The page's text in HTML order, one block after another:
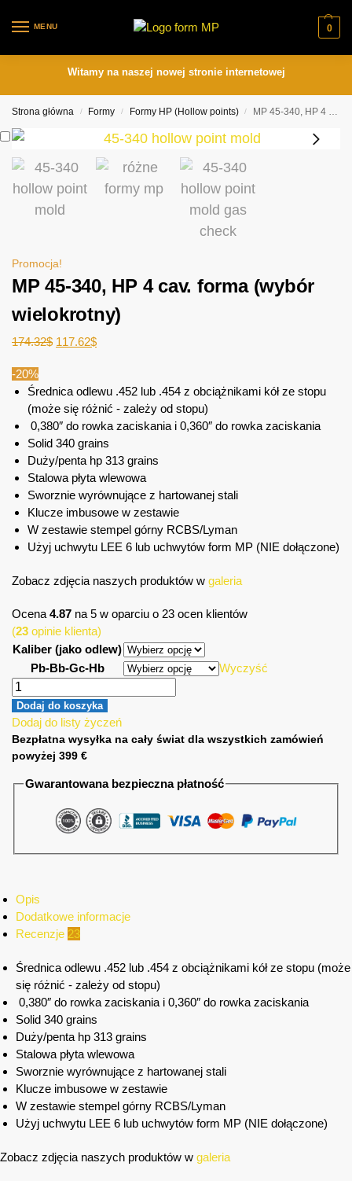
MENU 0
Witamy na naszej nowej stronie internetowej
Strona główna / Formy / Formy HP (Hollow points) / MP 45-340, HP 4 cav. forma (wybór wielokrotny)
Promocja!
MP 45-340, HP 4 cav. forma (wybór
wielokrotny)
174.32$ 117.62$
-20%
Średnica odlewu .452 lub .454 z obciążnikami kół ze stopu
(może się różnić - zależy od stopu)
0,380″ do rowka zaciskania i 0,360″ do rowka zaciskania
Solid 340 grains
Duży/penta hp 313 grains
Stalowa płyta wlewowa
Sworznie wyrównujące z hartowanej stali
Klucze imbusowe w zestawie
W zestawie stempel górny RCBS/Lyman
Użyj uchwytu LEE 6 lub uchwytów form MP (NIE dołączone)
Zobacz zdjęcia naszych produktów w galeria
Ocena 4.87 na 5 w oparciu o 23 ocen klientów
(23 opinie klienta)
Kaliber (jako odlew)
Pb-Bb-Gc-Hb
Wyczyść
Dodaj do koszyka
Dodaj do listy życzeń
Bezpłatna wysyłka na cały świat dla wszystkich zamówień
powyżej 399 €
Gwarantowana bezpieczna płatność
Opis
Dodatkowe informacje
Recenzje 23
Średnica odlewu .452 lub .454 z obciążnikami kół ze stopu (może
się różnić - zależy od stopu)
0,380″ do rowka zaciskania i 0,360″ do rowka zaciskania
Solid 340 grains
Duży/penta hp 313 grains
Stalowa płyta wlewowa
Sworznie wyrównujące z hartowanej stali
Klucze imbusowe w zestawie
W zestawie stempel górny RCBS/Lyman
Użyj uchwytu LEE 6 lub uchwytów form MP (NIE dołączone)
Zobacz zdjęcia naszych produktów w galeria